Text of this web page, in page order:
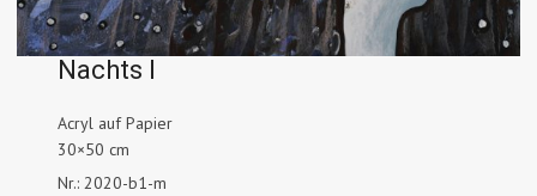
Nachts I
Acryl auf Papier
30×50 cm
Nr.: 2020-b1-m